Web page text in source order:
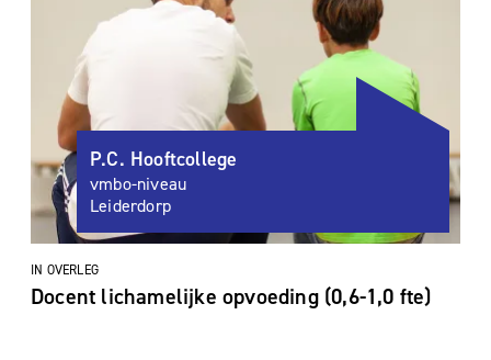
P.C. Hooftcollege
vmbo-niveau
Leiderdorp
IN OVERLEG
Docent lichamelijke opvoeding (0,6-1,0 fte)